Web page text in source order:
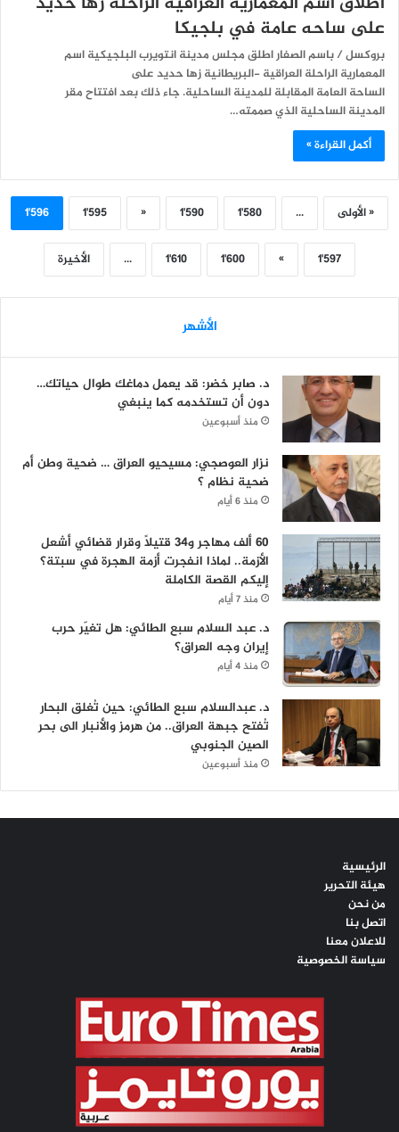
على ساحه عامة في بلجيكا
بروكسل / باسم الصفار اطلق مجلس مدينة انتويرب البلجيكية اسم
المعمارية الراحلة العراقية -البريطانية زها حديد على
الساحة العامة المقابلة للمدينة الساحلية. جاء ذلك بعد افتتاح مقر
المدينة الساحلية الذي صممته…
أكمل القراءة »
« الأولى ... 1٬580 1٬590 « 1٬595 1٬596
1٬597 » 1٬600 1٬610 ... الأخيرة
الأشهر
د. صابر خضر: قد يعمل دماغك طوال حياتك…
دون أن تستخدمه كما ينبغي
منذ أسبوعين
نزار العوصجي: مسيحيو العراق … ضحية وطن أم
ضحية نظام ؟
منذ 6 أيام
60 ألف مهاجر و34 قتيلاً وقرار قضائي أشعل
الأزمة.. لماذا انفجرت أزمة الهجرة في سبتة؟
إليكم القصة الكاملة
منذ 7 أيام
د. عبد السلام سبع الطائي: هل تغيّر حرب
إيران وجه العراق؟
منذ 4 أيام
د. عبدالسلام سبع الطائي: حين تُغلق البحار
تُفتح جبهة العراق.. من هرمز والأنبار الى بحر
الصين الجنوبي
منذ أسبوعين
الرئيسية
هيئة التحرير
من نحن
اتصل بنا
للاعلان معنا
سياسة الخصوصية